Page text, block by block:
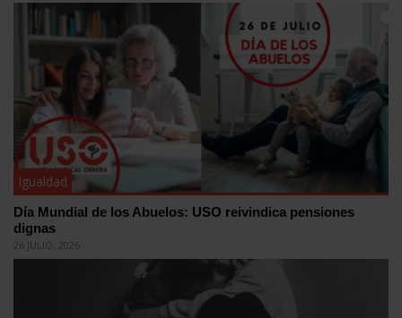
Igualdad
Día Mundial de los Abuelos: USO reivindica pensiones
dignas
26 JULIO, 2026